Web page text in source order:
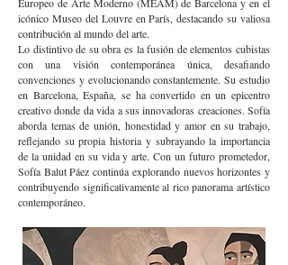
icónico Museo del Louvre en París, destacando su valiosa
contribución al mundo del arte.
Lo distintivo de su obra es la fusión de elementos cubistas
con una visión contemporánea única, desafiando
convenciones y evolucionando constantemente. Su estudio
en Barcelona, España, se ha convertido en un epicentro
creativo donde da vida a sus innovadoras creaciones. Sofía
aborda temas de unión, honestidad y amor en su trabajo,
reflejando su propia historia y subrayando la importancia
de la unidad en su vida y arte. Con un futuro prometedor,
Sofía Balut Páez continúa explorando nuevos horizontes y
contribuyendo significativamente al rico panorama artístico
contemporáneo.